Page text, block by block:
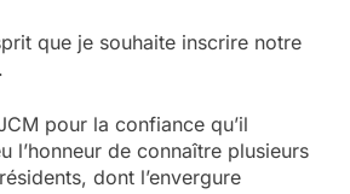
que je souhaite inscrire notre
pour la confiance qu’il
l’honneur de connaître plusieurs
dont l’envergure